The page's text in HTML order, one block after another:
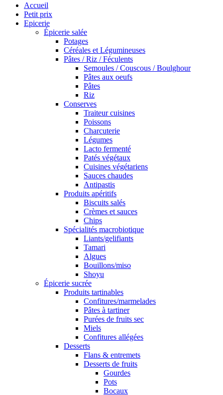
Accueil
Petit prix
Epicerie
Épicerie salée
Potages
Céréales et Légumineuses
Pâtes / Riz / Féculents
Semoules / Couscous / Boulghour
Pâtes aux oeufs
Pâtes
Riz
Conserves
Traiteur cuisines
Poissons
Charcuterie
Légumes
Lacto fermenté
Patés végétaux
Cuisines végétariens
Sauces chaudes
Antipastis
Produits apéritifs
Biscuits salés
Crèmes et sauces
Chips
Spécialités macrobiotique
Liants/gelifiants
Tamari
Algues
Bouillons/miso
Shoyu
Épicerie sucrée
Produits tartinables
Confitures/marmelades
Pâtes à tartiner
Purées de fruits sec
Miels
Confitures allégées
Desserts
Flans & entremets
Desserts de fruits
Gourdes
Pots
Bocaux